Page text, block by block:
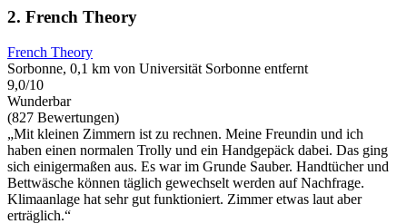
2. French Theory
French Theory
Sorbonne, 0,1 km von Universität Sorbonne entfernt
9,0/10
Wunderbar
(827 Bewertungen)
„Mit kleinen Zimmern ist zu rechnen. Meine Freundin und ich
haben einen normalen Trolly und ein Handgepäck dabei. Das ging
sich einigermaßen aus. Es war im Grunde Sauber. Handtücher und
Bettwäsche können täglich gewechselt werden auf Nachfrage.
Klimaanlage hat sehr gut funktioniert. Zimmer etwas laut aber
erträglich.“